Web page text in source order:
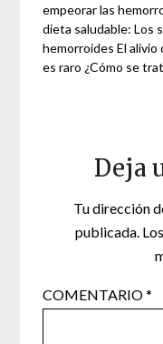
empeorar las
dieta saludable: Los
hemorroides El
es raro ¿Cómo se
Deja
Tu dirección
publicada.
COMENTARIO*